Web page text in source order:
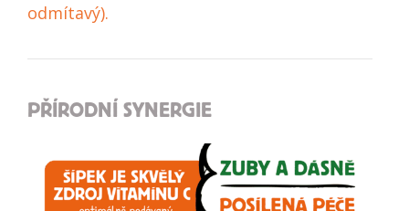
odmítavý).
PŘÍRODNÍ SYNERGIE